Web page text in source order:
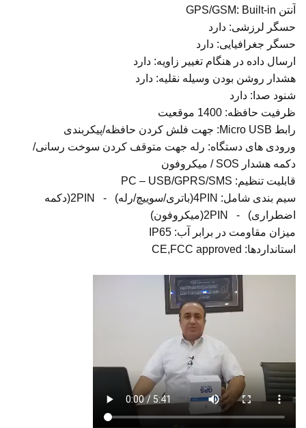
آنتن GPS/GSM: Built-in
حسگر لرزشی: دارد
حسگر جغرافیایی: دارد
ارسال داده در هنگام تغییر زاویه: دارد
هشدار روشن بودن وسیله نقلیه: دارد
شنود صدا: دارد
ظرفیت حافظه: 1400 موقعیت
رابط Micro USB: جهت فلش کردن حافظه/پیکربندی
ورودی های دستگاه: رله جهت متوقف کردن سوخت رسانی/
دکمه هشدار SOS / میکروفون
قابلیت تنظیم: PC – USB/GPRS/SMS
سیم بندی شامل: 4PIN(باتری/سوییچ/رله) - 2PIN(دکمه
اضطراری) - 2PIN(میکروفون)
میزان مقاومت در برابر آب: IP65
استانداردها: CE,FCC approved